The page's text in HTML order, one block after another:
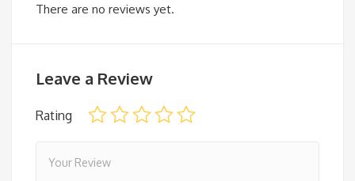
There are no reviews yet.
Leave a Review
Rating